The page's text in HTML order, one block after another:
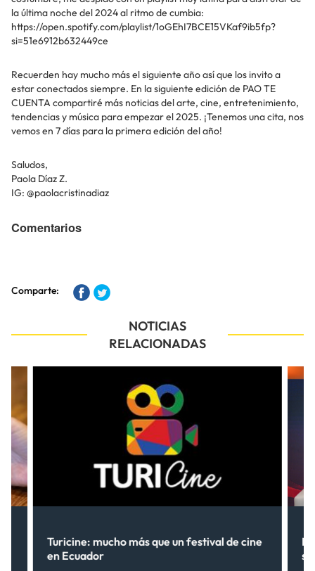
la última noche del 2024 al ritmo de cumbia:
https://open.spotify.com/playlist/1oGEhI7BCE15VKaf9ib5fp?
si=51e6912b632449ce
Recuerden hay mucho más el siguiente año así que los invito a
estar conectados siempre. En la siguiente edición de PAO TE
CUENTA compartiré más noticias del arte, cine, entretenimiento,
tendencias y música para empezar el 2025. ¡Tenemos una cita, nos
vemos en 7 días para la primera edición del año!
Saludos,
Paola Díaz Z.
IG: @paolacristinadiaz
Comentarios
Comparte:
NOTICIAS
RELACIONADAS
Turicine: mucho más que un festival de cine
en Ecuador